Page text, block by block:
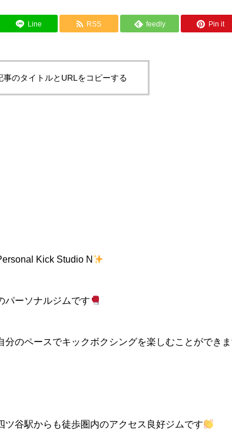
Line RSS feedly Pin it
事のタイトルとURLをコピーする
Kick Studio N
パーソナルジムです
のペースでキックボクシングを楽しむことができ
谷駅からも徒歩圏内のアクセス良好ジムです